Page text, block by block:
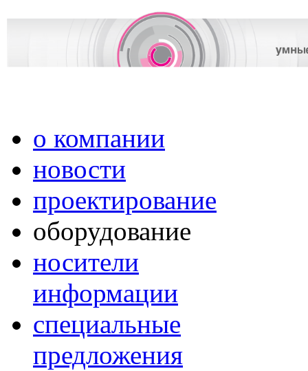
о компании
новости
проектирование
оборудование
носители
информации
специальные
предложения